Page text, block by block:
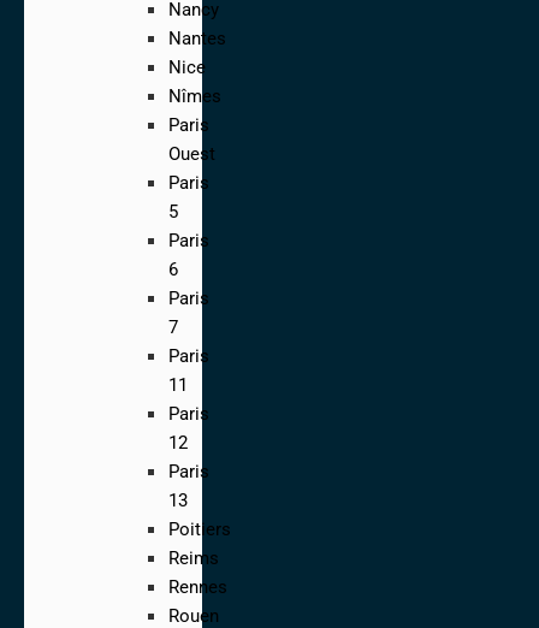
Nancy
Nantes
Nice
Nîmes
Paris
Ouest
Paris
5
Paris
6
Paris
7
Paris
11
Paris
12
Paris
13
Poitiers
Reims
Rennes
Rouen